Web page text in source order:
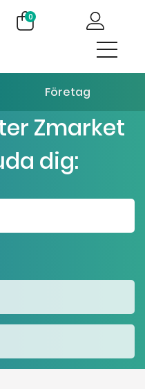
0
Företag
Zmarket
dig: